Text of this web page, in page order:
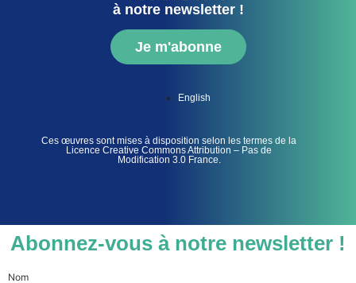
à notre newsletter !
Je m'abonne
English
Ces œuvres sont mises à disposition selon les termes de la
Licence Creative Commons Attribution – Pas de
Modification 3.0 France.
Abonnez-vous à notre newsletter !
Nom